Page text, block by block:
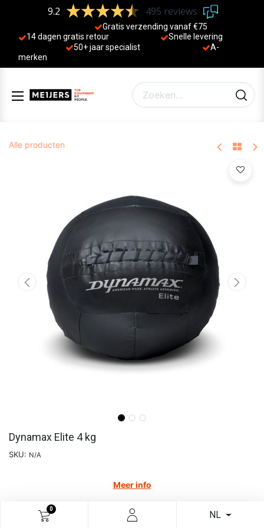
0
NL
9.2 495 reviews
Gratis verzending vanaf €75
14 dagen gratis retour
Sne lle levering
50+ jaar specialist
A-
merken
Alle producten
Dynamax Elite 4 kg
SKU: N/A
Meer info
144,63